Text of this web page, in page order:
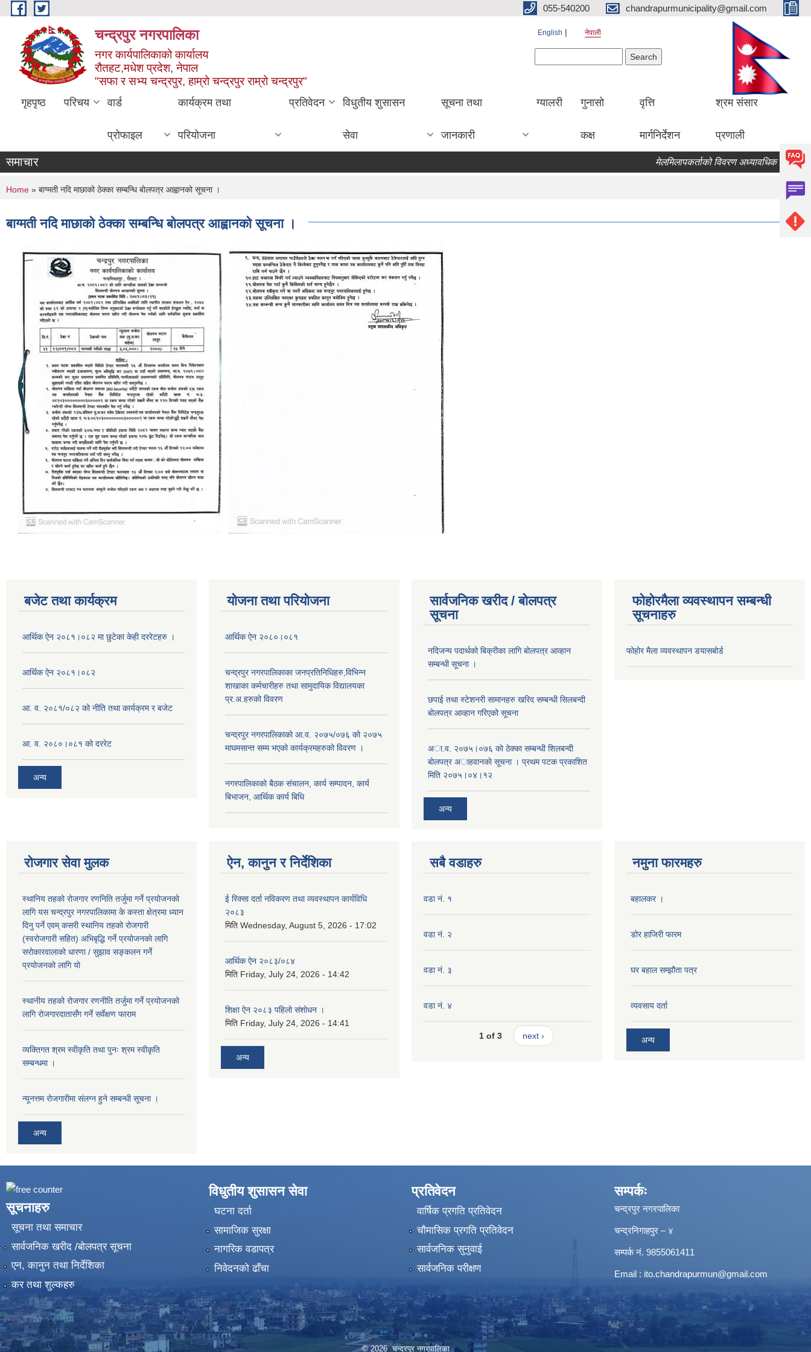
Skip to main content 055-540200 chandrapurmunicipality@gmail.com
चन्द्रपुर नगरपालिका
नगर कार्यपालिकाको कार्यालय
रौतहट,मधेश प्रदेश, नेपाल
"सफा र सभ्य चन्द्रपुर, हाम्रो चन्द्रपुर राम्रो चन्द्रपुर"
English नेपाली
गृहपृष्ठ परिचय वार्ड
प्रोफाइल
कार्यक्रम तथा
परियोजना
प्रतिवेदन विधुतीय शुसासन
सेवा
सूचना तथा
जानकारी
ग्यालरी गुनासो
कक्ष
वृत्ति
मार्गनिर्देशन
श्रम संसार
प्रणाली
समाचार मेलमिलापकर्ताको विवरण अध्यावधिक गर्ने
You are here
Home » बाग्मती नदि माछाको ठेक्का सम्बन्धि बोलपत्र आह्वानको सूचना ।
बाग्मती नदि माछाको ठेक्का सम्बन्धि बोलपत्र आह्वानको सूचना ।
बजेट तथा कार्यक्रम
आर्थिक ऐन २०८१।०८२ मा छुटेका केही दररेटहरु ।
आर्थिक ऐन २०८१।०८२
आ. व. २०८१/०८२ को नीति तथा कार्यक्रम र बजेट
आ. व. २०८०।०८१ को दररेट
अन्य
योजना तथा परियोजना
आर्थिक ऐन २०८०।०८१
चन्द्रपुर नगरपालिकाका जनप्रतिनिधिहरु,विभिन्न
शाखाका कर्मचारीहरु तथा सामुदायिक विद्यालयका
प्र.अ.हरुको विवरण
चन्द्रपुर नगरपालिकाको आ.व. २०७५/०७६ को २०७५
माघमसान्त सम्म भएको कार्यक्रमहरुको विवरण ।
नगरपालिकाको बैठक संचालन, कार्य सम्पादन, कार्य
बिभाजन, आर्थिक कार्य बिधि
सार्वजनिक खरीद / बोलपत्र
सूचना
नदिजन्य पदार्थको बिक्रीका लागि बोलपत्र आव्हान
सम्बन्धी सूचना ।
छपाई तथा स्टेशनरी सामानहरु खरिद सम्बन्धी सिलबन्दी
बोलपत्र आव्हान गरिएको सूचना
अा.व. २०७५।०७६ काे ठेक्का सम्बन्धी शिलबन्दी
बाेलपत्र अाहवानकाे सूचना । प्रथम पटक प्रकाशित
मिति २०७५।०४।१२
अन्य
फोहोरमैला व्यवस्थापन सम्बन्धी
सूचनाहरु
फोहोर मैला व्यवस्थापन डयासबोर्ड
रोजगार सेवा मुलक
स्थानिय तहको रोजगार रणनिति तर्जुमा गर्ने प्रयोजनको
लागि यस चन्द्रपुर नगरपालिकामा के कस्ता क्षेत्रमा ध्यान
दिनु पर्ने एवम् कसरी स्थानिय तहको रोजगारी
(स्वरोजगारी सहित) अभिबृद्धि गर्ने प्रयोजनको लागि
सरोकारवालाको धारणा / सुझाव सङ्कलन गर्ने
प्रयोजनको लागि यो
स्थानीय तहको रोजगार रणनीति तर्जुमा गर्ने प्रयोजनको
लागि रोजगारदातासँग गर्ने सर्वेक्षण फाराम
व्यक्तिगत श्रम स्वीकृति तथा पुनः श्रम स्वीकृति
सम्बन्धमा ।
न्यूनत्तम रोजगारीमा संलग्न हुने सम्बन्धी सूचना ।
अन्य
ऐन, कानुन र निर्देशिका
ई रिक्सा दर्ता नविकरण तथा व्यवस्थापन कार्यविधि
२०८३
मिति Wednesday, August 5, 2026 - 17:02
आर्थिक ऐन २०८३/०८४
मिति Friday, July 24, 2026 - 14:42
शिक्षा ऐन २०८३ पहिलो संशोधन ।
मिति Friday, July 24, 2026 - 14:41
अन्य
सबै वडाहरु
वडा नं. १
वडा नं. २
वडा नं. ३
वडा नं. ४
1 of 3 next ›
नमुना फारमहरु
बहालकर ।
डोर हाजिरी फारम
घर बहाल सम्झौता पत्र
व्यवसाय दर्ता
अन्य
सूचनाहरु
सूचना तथा समाचार
सार्वजनिक खरीद /बोलपत्र सूचना
एन, कानुन तथा निर्देशिका
कर तथा शुल्कहरु
विधुतीय शुसासन सेवा
घटना दर्ता
सामाजिक सुरक्षा
नागरिक वडापत्र
निवेदनको ढाँचा
प्रतिवेदन
वार्षिक प्रगति प्रतिवेदन
चौमासिक प्रगति प्रतिवेदन
सार्वजनिक सुनुवाई
सार्वजनिक परीक्षण
सम्पर्कः
चन्द्रपुर नगरपालिका
चन्द्रनिगाहपुर – ४
सम्पर्क नं. 9855061411
Email : ito.chandrapurmun@gmail.com
© 2026 चन्द्रपुर नगरपालिका